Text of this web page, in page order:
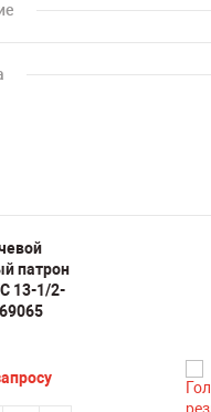
патрон
13-1/2-